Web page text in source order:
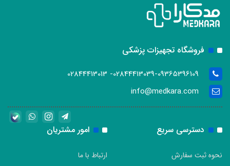
فروشگاه تجهیزات پزشکی
02844413039-09365396109- 02844413013
info@medkara.com
دسترسی سریع
نحوه ثبت سفارش
امور مشتریان
ارتباط با ما